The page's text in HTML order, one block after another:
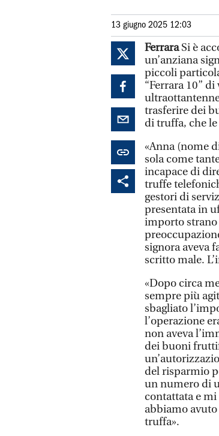
13 giugno 2025 12:03
FerraraSi è
un’anziana
piccoli
“Ferrara 10”
trasferire dei
di truffa, che
«Anna (nome
sola come
incapace di
truffe
gestori di
presentata in
importo strano
signora aveva
scritto male.
«Dopo circa
sempre più
sbagliato
l’operazione
non aveva
dei buoni
del risparmio
un numero di
contattata e mi
abbiamo avuto
truffa».